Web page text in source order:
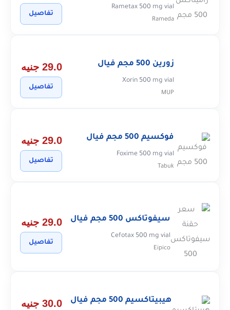
Rametax 500 mg vial
Rameda
تفاصيل
زورين 500 مجم فيال
Xorin 500 mg vial
MUP
29.0 جنيه
تفاصيل
فوكسيم 500 مجم فيال
Foxime 500 mg vial
Tabuk
29.0 جنيه
تفاصيل
سيفوتاكس 500 مجم فيال
Cefotax 500 mg vial
Eipico
29.0 جنيه
تفاصيل
هيبيتاكسيم 500 مجم فيال 30.0 جنيه